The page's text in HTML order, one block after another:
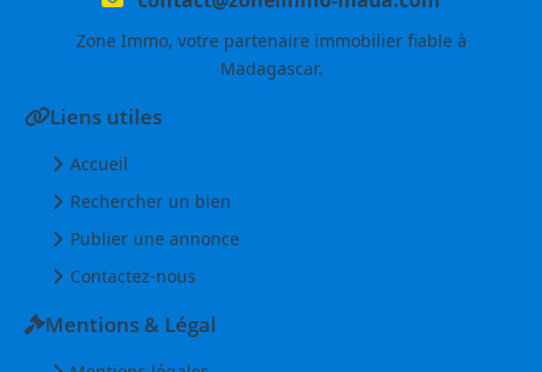
Zone Immo, votre partenaire immobilier fiable à
Madagascar.
Liens utiles
Accueil
Rechercher un bien
Publier une annonce
Contactez-nous
Mentions & Légal